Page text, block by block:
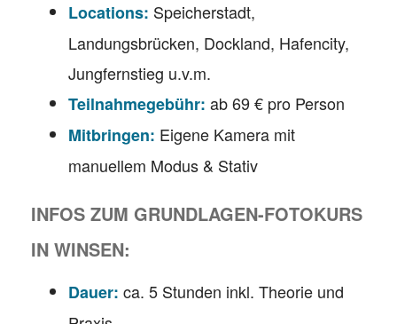
Locations: Speicherstadt,
Landungsbrücken, Dockland, Hafencity,
Jungfernstieg u.v.m.
Teilnahmegebühr: ab 69 € pro Person
Mitbringen: Eigene Kamera mit
manuellem Modus & Stativ
INFOS ZUM GRUNDLAGEN-FOTOKURS
IN WINSEN:
Dauer: ca. 5 Stunden inkl. Theorie und